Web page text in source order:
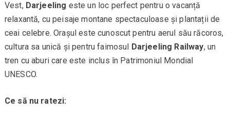
Vest, Darjeeling este un loc perfect pentru o vacanță
relaxantă, cu peisaje montane spectaculoase și plantații de
ceai celebre. Orașul este cunoscut pentru aerul său răcoros,
cultura sa unică și pentru faimosul
Darjeeling Railway, un
tren cu aburi care este inclus în Patrimoniul Mondial
UNESCO.
Ce să nu ratezi: